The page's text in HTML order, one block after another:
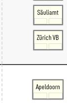
Säuliamt
Zürich VB
Apeldoorn